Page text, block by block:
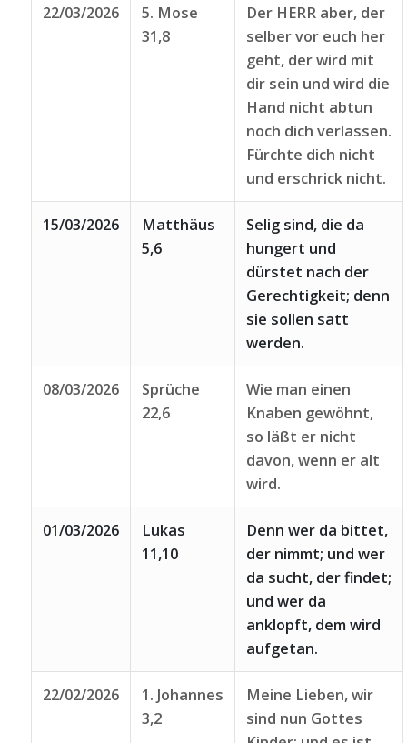
22/03/2026
5. Mose
31,8
Der HERR aber, der
selber vor euch her
geht, der wird mit
dir sein und wird die
Hand nicht abtun
noch dich verlassen.
Fürchte dich nicht
und erschrick nicht.
15/03/2026
Matthäus
5,6
Selig sind, die da
hungert und
dürstet nach der
Gerechtigkeit; denn
sie sollen satt
werden.
08/03/2026
Sprüche
22,6
Wie man einen
Knaben gewöhnt,
so läßt er nicht
davon, wenn er alt
wird.
01/03/2026
Lukas
11,10
Denn wer da bittet,
der nimmt; und wer
da sucht, der findet;
und wer da
anklopft, dem wird
aufgetan.
22/02/2026
1. Johannes
3,2
Meine Lieben, wir
sind nun Gottes